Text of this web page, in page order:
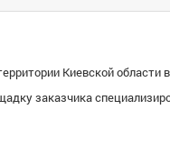
Киевской области
заказчика